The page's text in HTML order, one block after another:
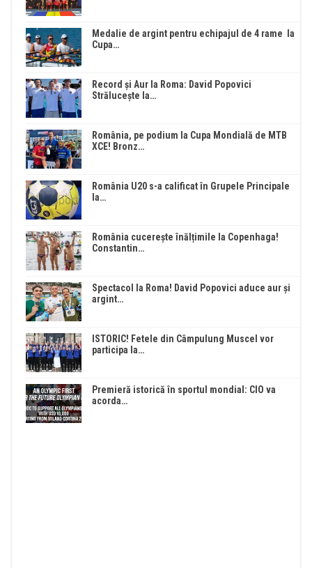
Medalie de argint pentru echipajul de 4 rame la
Cupa…
Record și Aur la Roma: David Popovici
Strălucește la…
România, pe podium la Cupa Mondială de MTB
XCE! Bronz…
România U20 s-a calificat în Grupele Principale
la…
România cucerește înălțimile la Copenhaga!
Constantin…
Spectacol la Roma! David Popovici aduce aur și
argint…
ISTORIC! Fetele din Câmpulung Muscel vor
participa la…
Premieră istorică în sportul mondial: CIO va
acorda…